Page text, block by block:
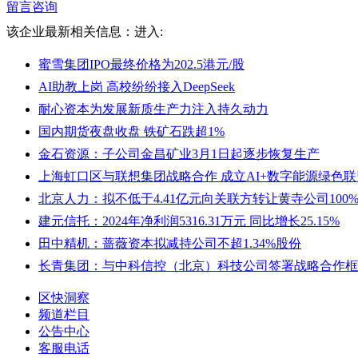
留言咨询
该企业最新相关信息： 进入:
蜜雪集团IPO最终价格为202.5港元/股
AI助教上岗 高校纷纷接入DeepSeek
耐心资本为发展新质生产力注入持久动力
国内期货夜盘收盘 铁矿石跌超1%
金石资源：子公司金昌矿业3月1日起逐步恢复生产
上海虹口区与联想集团战略合作 成立AI+数字能源绿色
北京人力：拟不低于4.41亿元向关联方转让黄寺公司
建元信托：2024年净利润5316.31万元 同比增长25.15%
田中精机：蔷薇资本拟减持公司不超1.34%股份
长青集团：与中科信控（北京）科技公司签署战略合作
区快洞察
频道栏目
公告中心
客服电话